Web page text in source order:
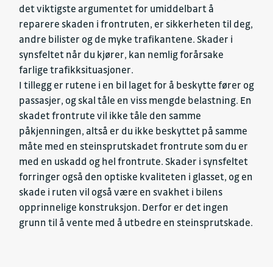
det viktigste argumentet for umiddelbart å
reparere skaden i frontruten, er sikkerheten til deg,
andre bilister og de myke trafikantene. Skader i
synsfeltet når du kjører, kan nemlig forårsake
farlige trafikksituasjoner.
I tillegg er rutene i en bil laget for å beskytte fører og
passasjer, og skal tåle en viss mengde belastning. En
skadet frontrute vil ikke tåle den samme
påkjenningen, altså er du ikke beskyttet på samme
måte med en steinsprutskadet frontrute som du er
med en uskadd og hel frontrute. Skader i synsfeltet
forringer også den optiske kvaliteten i glasset, og en
skade i ruten vil også være en svakhet i bilens
opprinnelige konstruksjon. Derfor er det ingen
grunn til å vente med å utbedre en steinsprutskade.